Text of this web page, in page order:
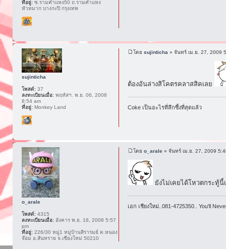
ที่อยู่: ซ.รามคำแหง50 ถ.รามคำแหง
หัวหมาก บางกะปิ กรุงเทพ
โดยsujinticha » จันทร์ เม.ย. 27, 2009
ต้องอันล่างสิโคตรคลาสสิคเลย
Coke เป็นอะไรที่ลึกซึ้งที่สุดแล้ว
sujinticha
โพสต์: 37
ลงทะเบียนเมื่อ: พฤหัสฯ. พ.ย. 06, 2008
8:54 am
ที่อยู่: Monkey Land
โดยo_arale » จันทร์ เม.ย. 27, 2009
ยังไม่เคยได้โหวตกระทู้
เอก เชียงใหม่..081-4725350.. You'll
o_arale
โพสต์: 4315
ลงทะเบียนเมื่อ: อังคาร พ.ย. 18, 2008 5:57
pm
ที่อยู่: 226/30 หมู่1 หมู่บ้านสิรารมย์ ต.หนอง
จ๊อม อ.สันทราย จ.เชียงใหม่ 50210